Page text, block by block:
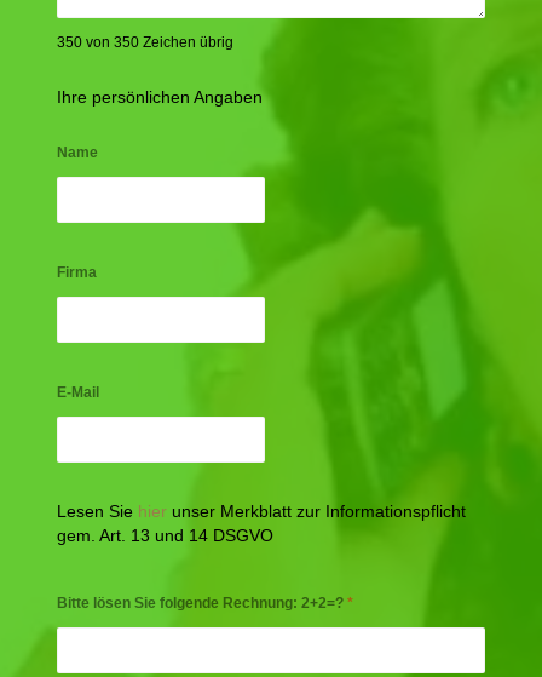
350 von 350 Zeichen übrig
Ihre persönlichen Angaben
Name
Firma
E-Mail
Lesen Sie hier unser Merkblatt zur Informationspflicht
gem. Art. 13 und 14 DSGVO
Bitte lösen Sie folgende Rechnung: 2+2=? *